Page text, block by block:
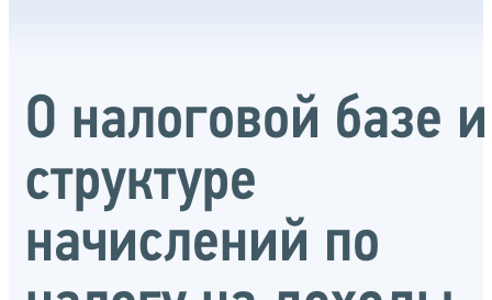
О налоговой базе и
структуре
начислений по